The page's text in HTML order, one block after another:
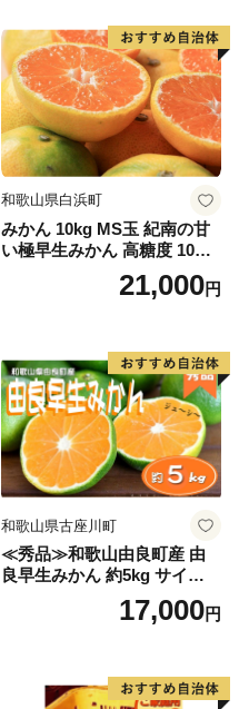
和歌山県白浜町
みかん 10kg MS玉 紀南の甘
い極早生みかん 高糖度 10月
以降発送 マルチ被覆栽培
21,000円
和歌山県古座川町
≪秀品≫和歌山由良町産 由
良早生みかん 約5kg サイズお
まかせ【sml106C】17,000円